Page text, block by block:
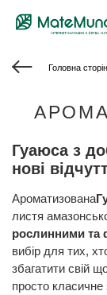
Головна
Гуаюса з
нові
Ароматизована
листя
рослинними та
вибір для тих,
збагатити свій
просто